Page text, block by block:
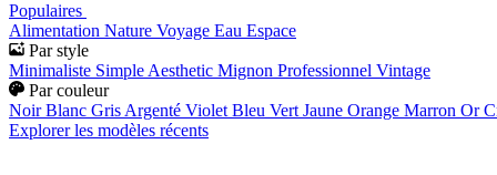
Populaires
Alimentation Nature Voyage Eau Espace
Par style
Minimaliste Simple Aesthetic Mignon Professionnel Vintage
Par couleur
Noir Blanc Gris Argenté Violet Bleu Vert Jaune Orange Marron Or
Explorer les modèles récents